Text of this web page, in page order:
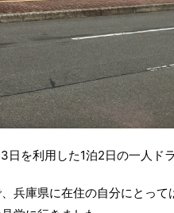
日を利用した1泊2日の一人ド
兵庫県に在住の自分にとっ